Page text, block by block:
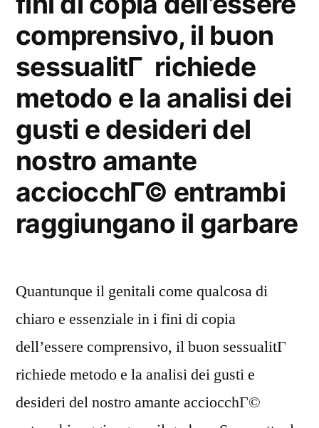
comprensivo, il buon
sessualitГ richiede
metodo e la analisi dei
gusti e desideri del
nostro amante
acciocchГ© entrambi
raggiungano il garbare
Quantunque il genitali come qualcosa di
chiaro e essenziale in i fini di copia
dell’essere comprensivo, il buon sessualitГ
richiede metodo e la analisi dei gusti e
desideri del nostro amante acciocchГ©